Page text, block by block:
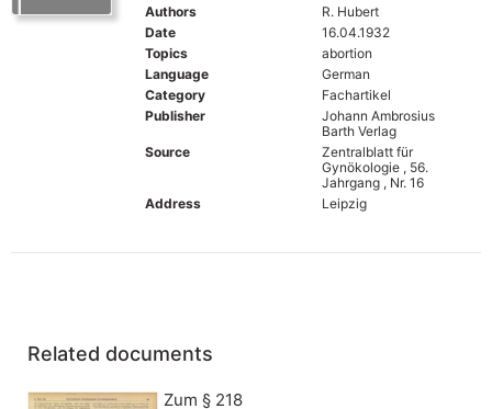
Authors
R. Hubert
Date
16.04.1932
Topics
abortion
Language
German
Category
Fachartikel
Publisher
Johann Ambrosius
Barth Verlag
Source
Zentralblatt für
Gynökologie , 56.
Jahrgang , Nr. 16
Address
Leipzig
Related documents
Zum § 218